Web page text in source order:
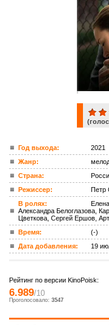
Год выхода:
2021
Жанр:
Страна:
Режиссер:
Петр
В ролях:
Александра Белоглазова,
Цветкова, Сергей Ершов,
Время:
(-)
Дата добавления:
19
Рейтинг по версии KinoPoisk:
6.989/10
Проголосовало: 3547